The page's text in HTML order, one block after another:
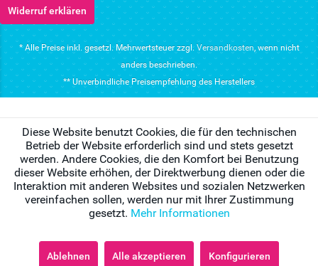
Widerruf erklären
* Alle Preise inkl. gesetzl. Mehrwertsteuer zzgl. Versandkosten, wenn nicht
anders beschrieben.
** Unverbindliche Preisempfehlung des Herstellers
Diese Website benutzt Cookies, die für den technischen
Betrieb der Website erforderlich sind und stets gesetzt
werden. Andere Cookies, die den Komfort bei Benutzung
dieser Website erhöhen, der Direktwerbung dienen oder die
Interaktion mit anderen Websites und sozialen Netzwerken
vereinfachen sollen, werden nur mit Ihrer Zustimmung
gesetzt. Mehr Informationen
Ablehnen Alle akzeptieren Konfigurieren